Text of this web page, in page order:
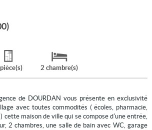
2 chambre(s)
de DOURDAN vous présente en exclusivité
avec toutes commodités ( écoles, pharmacie,
cette maison de ville qui se compose d'une entrée,
2 chambres, une salle de bain avec WC, garage